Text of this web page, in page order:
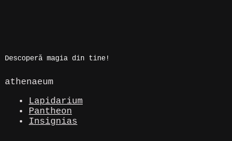
Descoperă magia din tine!
athenaeum
Lapidarium
Pantheon
Insignias